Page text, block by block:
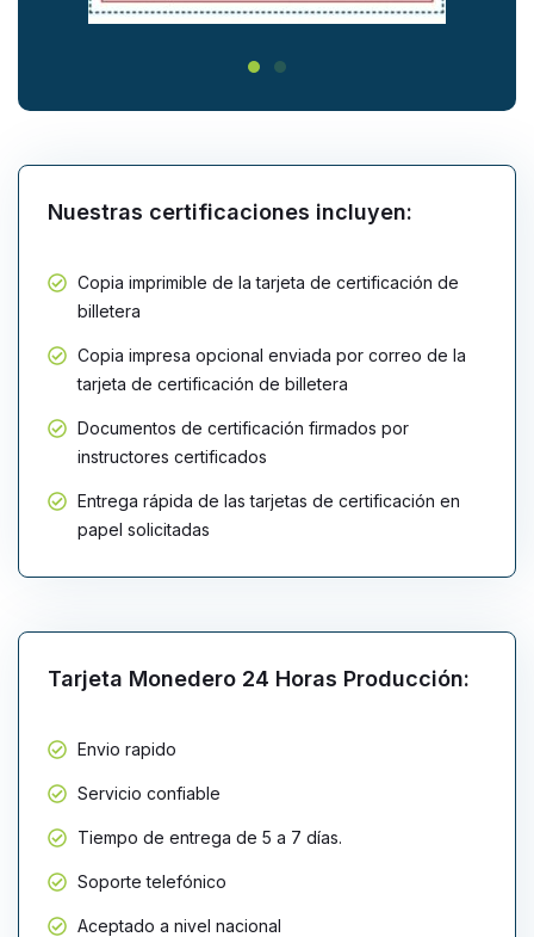
Nuestras certificaciones incluyen:
Copia imprimible de la tarjeta de certificación de
billetera
Copia impresa opcional enviada por correo de la
tarjeta de certificación de billetera
Documentos de certificación firmados por
instructores certificados
Entrega rápida de las tarjetas de certificación en
papel solicitadas
Tarjeta Monedero 24 Horas Producción:
Envio rapido
Servicio confiable
Tiempo de entrega de 5 a 7 días.
Soporte telefónico
Aceptado a nivel nacional